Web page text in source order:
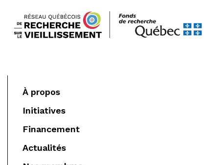
À propos
Initiatives
Financement
Actualités